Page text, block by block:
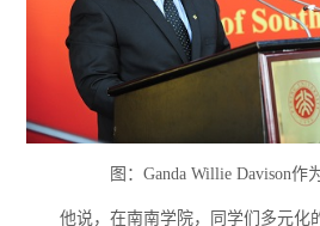
图：Ganda Willie Davison作
他说，在南南学院，同学们多元化